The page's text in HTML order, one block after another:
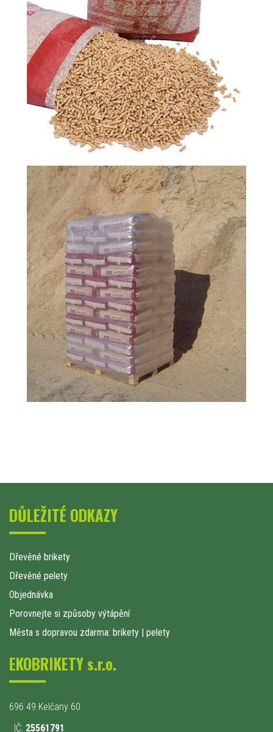
DŮLEŽITÉ ODKAZY
Dřevěné brikety
Dřevěné pelety
Objednávka
Porovnejte si způsoby výtápění
Města s dopravou zdarma: brikety | pelety
EKOBRIKETY s.r.o.
696 49 Kelčany 60
IČ: 25561791